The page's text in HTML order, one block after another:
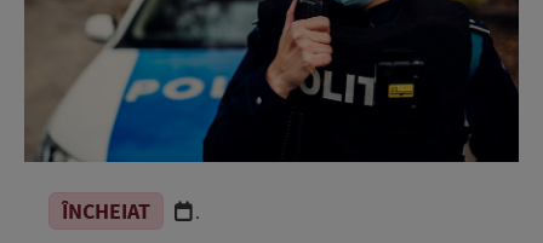
ÎNCHEIAT .